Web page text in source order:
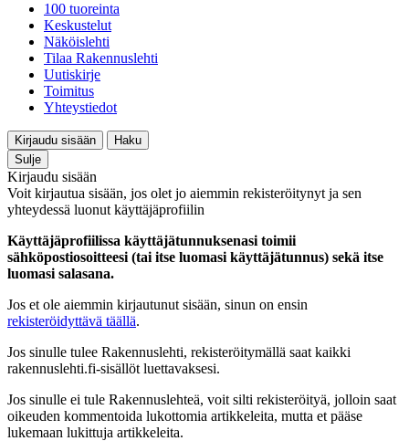
100 tuoreinta
Keskustelut
Näköislehti
Tilaa Rakennuslehti
Uutiskirje
Toimitus
Yhteystiedot
Kirjaudu sisään
Haku
Sulje
Kirjaudu sisään
Voit kirjautua sisään, jos olet jo aiemmin rekisteröitynyt ja sen
yhteydessä luonut käyttäjäprofiilin
Käyttäjäprofiilissa käyttäjätunnuksenasi toimii
sähköpostiosoitteesi (tai itse luomasi käyttäjätunnus) sekä itse
luomasi salasana.
Jos et ole aiemmin kirjautunut sisään, sinun on ensin
rekisteröidyttävä täällä.
Jos sinulle tulee Rakennuslehti, rekisteröitymällä saat kaikki
rakennuslehti.fi-sisällöt luettavaksesi.
Jos sinulle ei tule Rakennuslehteä, voit silti rekisteröityä, jolloin saat
oikeuden kommentoida lukottomia artikkeleita, mutta et pääse
lukemaan lukittuja artikkeleita.